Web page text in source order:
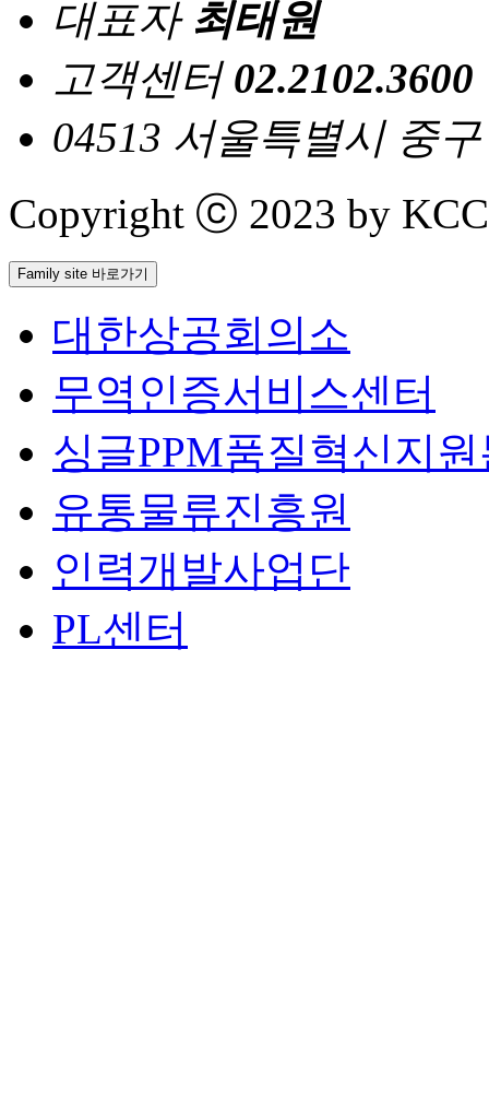
대표자 최태원
고객센터 02.2102.3600
04513 서울특별시 중
Copyright ⓒ 2023 by
Family site 바로가기
대한상공회의소
무역인증서비스센터
싱글PPM품질혁신지
유통물류진흥원
인력개발사업단
PL센터